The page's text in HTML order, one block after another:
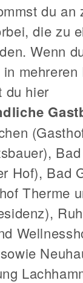
du an
die zu
Wenn
mehreren
du hier
Hof), Bad
Therme